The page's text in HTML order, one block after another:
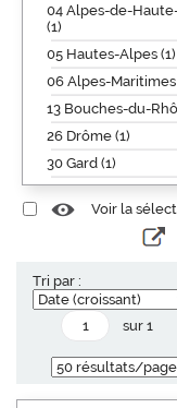
04 Alpes-de-
(1)
05 Hautes-Alpes (1)
06 Alpes-Maritimes
13 Bouches-du-
26 Drôme (1)
30 Gard (1)
Voir la
Tri par :
sur 1